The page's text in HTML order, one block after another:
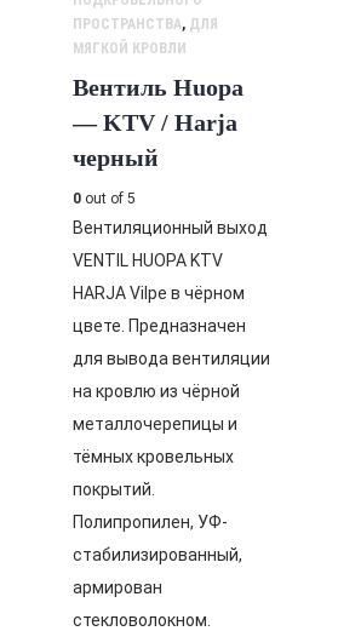
ПРОСТРАНСТВА, ДЛЯ
МЯГКОЙ КРОВЛИ
Вентиль Huopa
— KTV / Harja
черный
0 out of 5
Вентиляционный выход
VENTIL HUOPA KTV
HARJA Vilpe в чёрном
цвете. Предназначен
для вывода вентиляции
на кровлю из чёрной
металлочерепицы и
тёмных кровельных
покрытий.
Полипропилен, УФ-
стабилизированный,
армирован
стекловолокном.